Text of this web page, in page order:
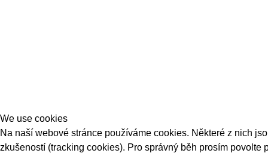
We use cookies
Na naší webové stránce používáme cookies. Některé z nich
zkušeností (tracking cookies). Pro správný běh prosím povolte